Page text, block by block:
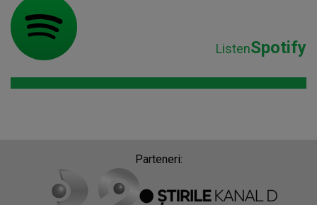
ListenSpotify
Parteneri: